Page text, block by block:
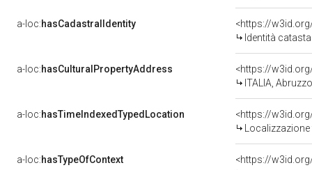
a-loc:hasCadastralIdentity
<https://
Identità
a-loc:hasCulturalPropertyAddress
<https://
ITALIA,
a-loc:hasTimeIndexedTypedLocation
a-loc:hasTypeOfContext <https://